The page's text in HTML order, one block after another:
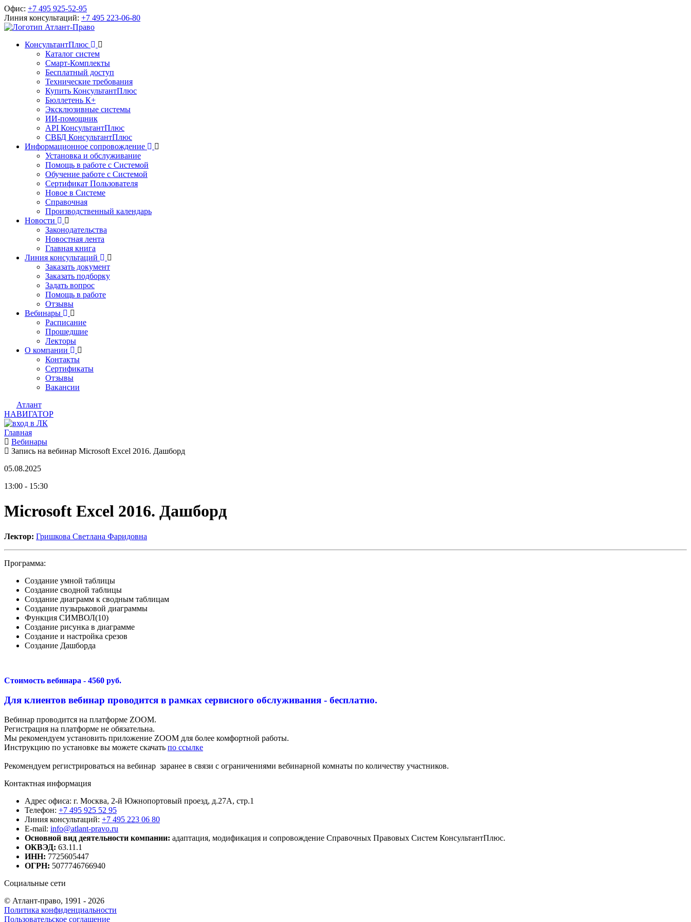
Офис: +7 495 925-52-95
Линия консультаций: +7 495 223-06-80
КонсультантПлюс
Каталог систем
Смарт-Комплекты
Бесплатный доступ
Технические требования
Купить КонсультантПлюс
Бюллетень К+
Эксклюзивные системы
ИИ-помощник
API КонсультантПлюс
СВБД КонсультантПлюс
Информационное сопровождение
Установка и обслуживание
Помощь в работе с Системой
Обучение работе с Системой
Сертификат Пользователя
Новое в Системе
Справочная
Производственный календарь
Новости
Законодательства
Новостная лента
Главная книга
Линия консультаций
Заказать документ
Заказать подборку
Задать вопрос
Помощь в работе
Отзывы
Вебинары
Расписание
Прошедшие
Лекторы
О компании
Контакты
Сертификаты
Отзывы
Вакансии
Атлант
НАВИГАТОР
Главная
Вебинары
Запись на вебинар Microsoft Excel 2016. Дашборд
05.08.2025
13:00 - 15:30
Microsoft Excel 2016. Дашборд
Лектор: Гришкова Светлана Фаридовна
Программа:
Создание умной таблицы
Создание сводной таблицы
Создание диаграмм к сводным таблицам
Создание пузырьковой диаграммы
Функция СИМВОЛ(10)
Создание рисунка в диаграмме
Создание и настройка срезов
Создание Дашборда
Стоимость вебинара - 4560 руб.
Для клиентов вебинар проводится в рамках сервисного обслуживания - бесплатно.
Вебинар проводится на платформе ZOOM.
Регистрация на платформе не обязательна.
Мы рекомендуем установить приложение ZOOM для более комфортной работы.
Инструкцию по установке вы можете скачать по ссылке
Рекомендуем регистрироваться на вебинар заранее в связи с ограничениями вебинарной комнаты по количеству участников.
Контактная информация
Адрес офиса: г. Москва, 2-й Южнопортовый проезд, д.27А, стр.1
Телефон: +7 495 925 52 95
Линия консультаций: +7 495 223 06 80
E-mail: info@atlant-pravo.ru
Основной вид деятельности компании: адаптация, модификация и сопровождение Справочных Правовых Систем КонсультантПлюс.
ОКВЭД: 63.11.1
ИНН: 7725605447
ОГРН: 5077746766940
Социальные сети
© Атлант-право, 1991 - 2026
Политика конфиденциальности
Пользовательское соглашение